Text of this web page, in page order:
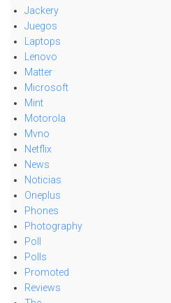
Jackery
Juegos
Laptops
Lenovo
Matter
Microsoft
Mint
Motorola
Mvno
Netflix
News
Noticias
Oneplus
Phones
Photography
Poll
Polls
Promoted
Reviews